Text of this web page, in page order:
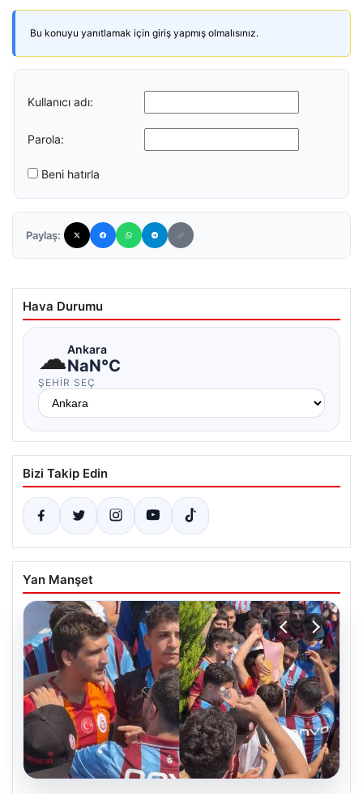
Bu konuyu yanıtlamak için giriş yapmış olmalısınız.
Kullanıcı adı:
Parola:
Beni hatırla
Paylaş:
Hava Durumu
☁Ankara
NaN°C
ŞEHIR SEÇ
Bizi Takip Edin
Yan Manşet